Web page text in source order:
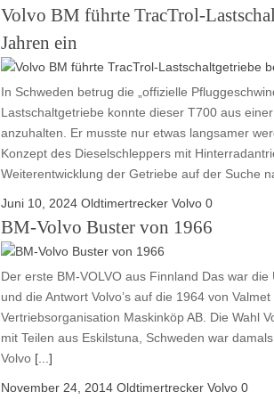
Volvo BM führte TracTrol-
Jahren ein
In Schweden betrug die „offizielle
Lastschaltgetriebe konnte dieser T700 aus
anzuhalten. Er musste nur etwas langsamer
Konzept des Dieselschleppers mit
Weiterentwicklung der Getriebe auf der Suche
Juni 10, 2024 Oldtimertrecker Volvo 0
BM-Volvo Buster von 1966
Der erste BM-VOLVO aus Finnland Das war
und die Antwort Volvo’s auf die 1964 von
Vertriebsorganisation Maskinköp AB. Die Wahl
mit Teilen aus Eskilstuna, Schweden war
Volvo [...]
November 24, 2014 Oldtimertrecker Volvo 0